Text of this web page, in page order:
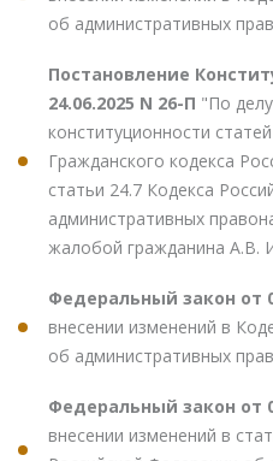
об административных
Постановление
24.06.2025 N 26-П "По
конституционности
Гражданского кодекса
статьи 24.7 Кодекса
административных
жалобой гражданина А.В.
Федеральный закон от
внесении изменений в
об административных
Федеральный закон от
внесении изменений в